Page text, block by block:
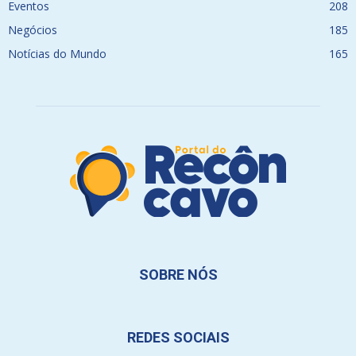
Eventos
208
Negócios
185
Notícias do Mundo
165
SOBRE NÓS
REDES SOCIAIS